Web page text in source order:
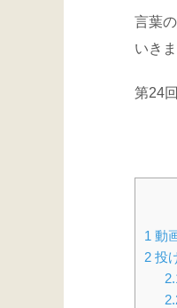
言葉
いきま
第24
1 動
2 投